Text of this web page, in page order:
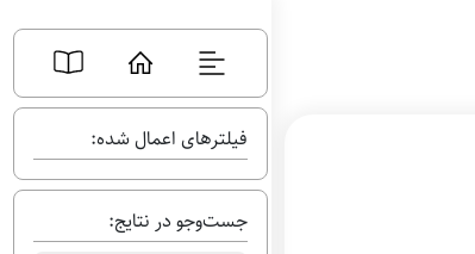
فیلترهای اعمال شده:
جست‌وجو در نتایج: